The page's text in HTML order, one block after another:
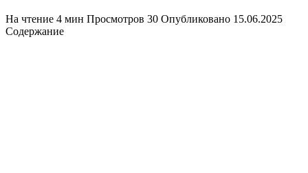
На чтение 4 мин Просмотров 30 Опубликовано 15.06.2025
Содержание